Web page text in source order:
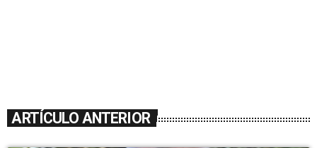
ARTÍCULO ANTERIOR